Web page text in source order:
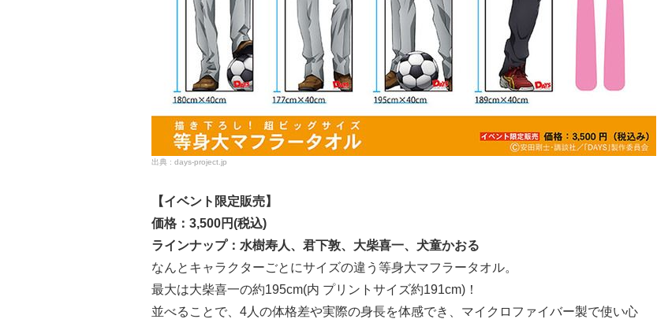
days-project.jp
【イベント限定販売】
価格：3,500円(税込)
ラインナップ：水樹寿人、君下敦、大柴喜一、犬童かおる
なんとキャラクターごとにサイズの違う等身大マフラータオル。
最大は大柴喜一の約195cm(内 プリントサイズ約191cm)！
並べることで、4人の体格差や実際の身長を体感でき、マイクロファイバー製で使い心